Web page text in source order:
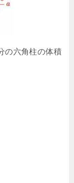
の六角柱の体積